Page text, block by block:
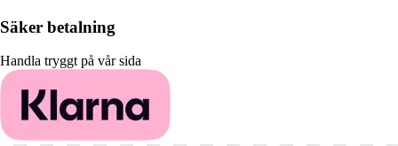
Säker betalning
Handla tryggt på vår sida